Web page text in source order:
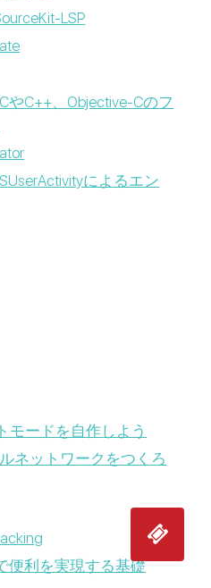
LSP
やC++、Objective-Cのフ
によるエン
モードを自作しよう
ネットワークをつくろ
便利を実現する基礎